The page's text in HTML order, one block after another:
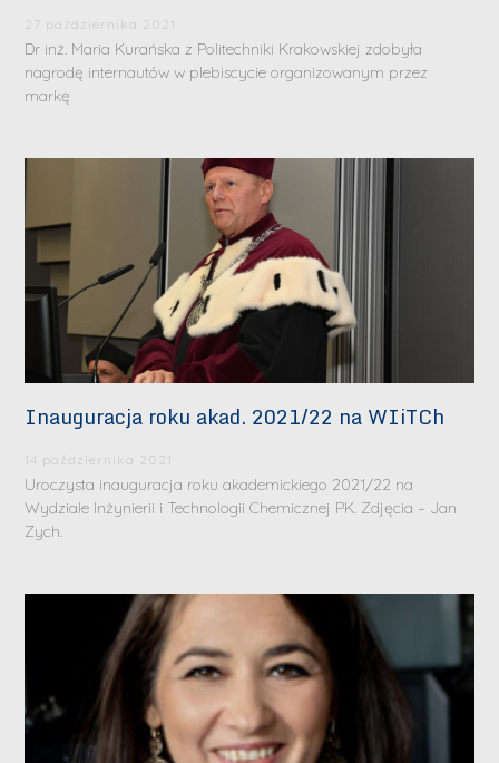
27 października 2021
Dr inż. Maria Kurańska z Politechniki Krakowskiej zdobyła
nagrodę internautów w plebiscycie organizowanym przez
markę
Inauguracja roku akad. 2021/22 na WIiTCh
14 października 2021
Uroczysta inauguracja roku akademickiego 2021/22 na
Wydziale Inżynierii i Technologii Chemicznej PK. Zdjęcia – Jan
Zych.